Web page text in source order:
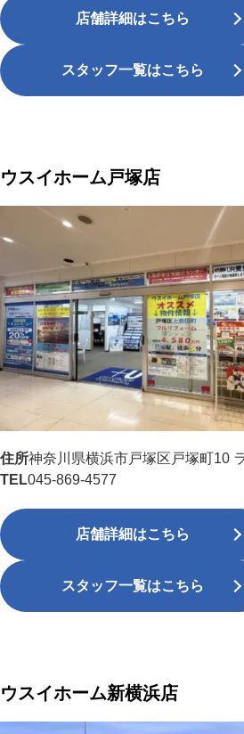
店舗詳細はこちら
スタッフ一覧はこちら
ウスイホーム戸塚店
住所神奈川県横浜市戸塚区戸塚町10
TEL045-869-4577
店舗詳細はこちら
スタッフ一覧はこちら
ウスイホーム新横浜店